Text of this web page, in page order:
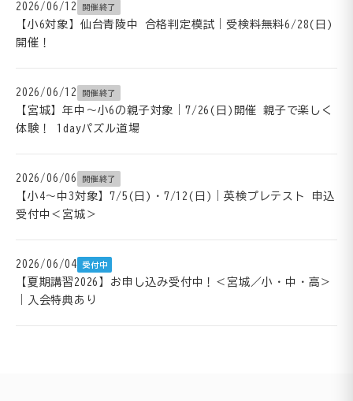
2026/06/12 開催終了
【小6対象】仙台青陵中 合格判定模試｜受検料無料6/28(日)
開催！
2026/06/12 開催終了
【宮城】年中～小6の親子対象｜7/26(日)開催 親子で楽しく
体験！ 1dayパズル道場
2026/06/06 開催終了
【小4～中3対象】7/5(日)・7/12(日)｜英検プレテスト 申込
受付中＜宮城＞
2026/06/04 受付中
【夏期講習2026】お申し込み受付中！＜宮城／小・中・高＞
｜入会特典あり